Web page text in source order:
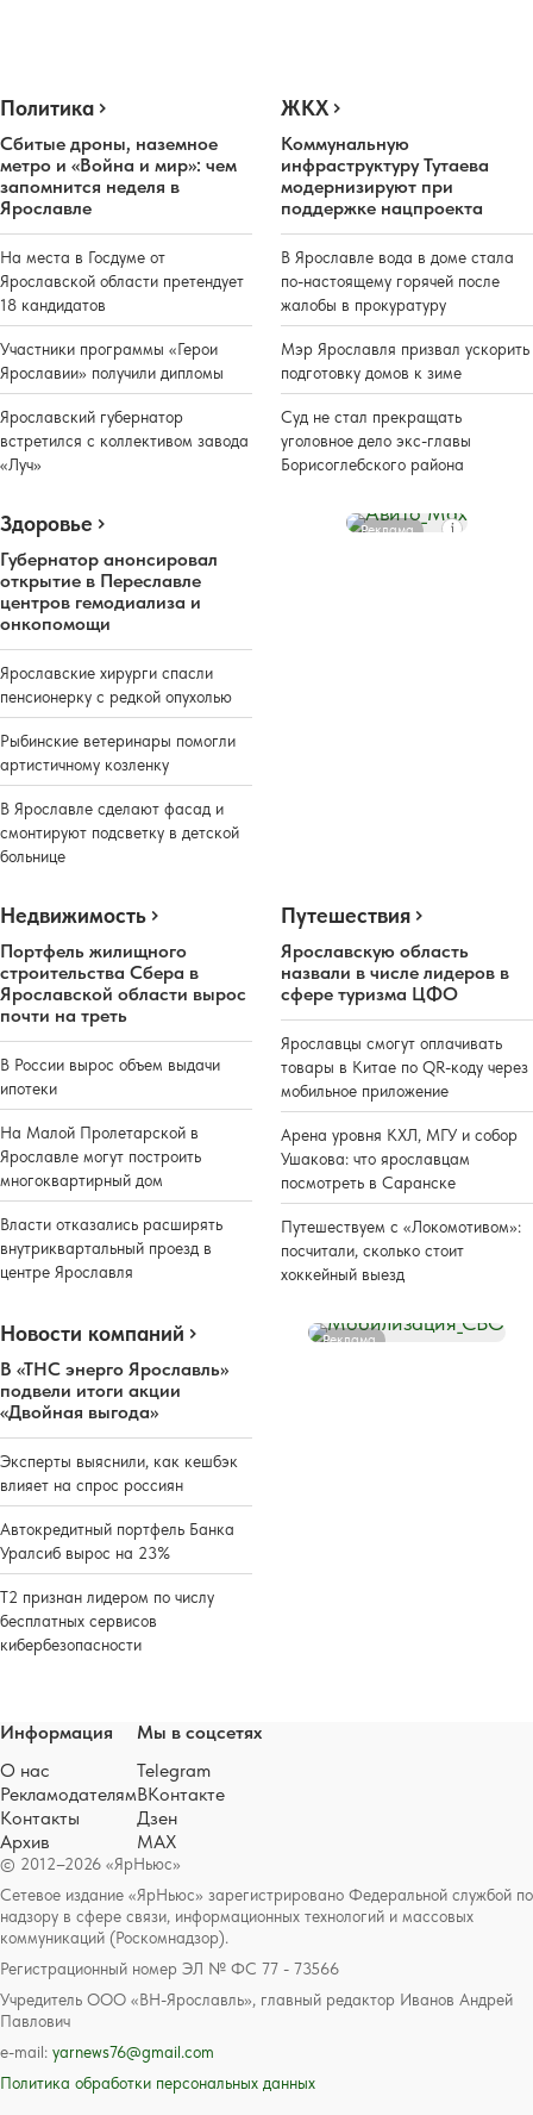
Политика
Сбитые дроны, наземное
метро и «Война и мир»: чем
запомнится неделя в
Ярославле
На места в Госдуме от
Ярославской области претендует
18 кандидатов
Участники программы «Герои
Ярославии» получили дипломы
Ярославский губернатор
встретился с коллективом завода
«Луч»
ЖКХ
Коммунальную
инфраструктуру Тутаева
модернизируют при
поддержке нацпроекта
В Ярославле вода в доме стала
по-настоящему горячей после
жалобы в прокуратуру
Мэр Ярославля призвал ускорить
подготовку домов к зиме
Суд не стал прекращать
уголовное дело экс-главы
Борисоглебского района
Здоровье
Губернатор анонсировал
открытие в Переславле
центров гемодиализа и
онкопомощи
Ярославские хирурги спасли
пенсионерку с редкой опухолью
Рыбинские ветеринары помогли
артистичному козленку
В Ярославле сделают фасад и
смонтируют подсветку в детской
больнице
Реклама
Недвижимость
Портфель жилищного
строительства Сбера в
Ярославской области вырос
почти на треть
В России вырос объем выдачи
ипотеки
На Малой Пролетарской в
Ярославле могут построить
многоквартирный дом
Власти отказались расширять
внутриквартальный проезд в
центре Ярославля
Путешествия
Ярославскую область
назвали в числе лидеров в
сфере туризма ЦФО
Ярославцы смогут оплачивать
товары в Китае по QR-коду через
мобильное приложение
Арена уровня КХЛ, МГУ и собор
Ушакова: что ярославцам
посмотреть в Саранске
Путешествуем с «Локомотивом»:
посчитали, сколько стоит
хоккейный выезд
Новости компаний
В «ТНС энерго Ярославль»
подвели итоги акции
«Двойная выгода»
Эксперты выяснили, как кешбэк
влияет на спрос россиян
Автокредитный портфель Банка
Уралсиб вырос на 23%
Т2 признан лидером по числу
бесплатных сервисов
кибербезопасности
Реклама
© 2012–2026 «ЯрНьюс»
Сетевое издание «ЯрНьюс» зарегистрировано Федеральной службой по
надзору в сфере связи, информационных технологий и массовых
коммуникаций (Роскомнадзор).
Регистрационный номер ЭЛ № ФС 77 - 73566
Учредитель ООО «ВН-Ярославль», главный редактор Иванов Андрей
Павлович
e-mail: yarnews76@gmail.com
Политика обработки персональных данных
Информация
О нас
Рекламодателям
Контакты
Архив
Мы в соцсетях
Telegram
ВКонтакте
Дзен
MAX